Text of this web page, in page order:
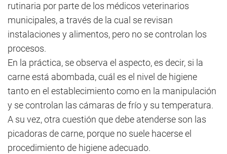
rutinaria por parte de los médicos veterinarios
municipales, a través de la cual se revisan
instalaciones y alimentos, pero no se controlan los
procesos.
En la práctica, se observa el aspecto, es decir, si la
carne está abombada, cuál es el nivel de higiene
tanto en el establecimiento como en la manipulación
y se controlan las cámaras de frío y su temperatura.
A su vez, otra cuestión que debe atenderse son las
picadoras de carne, porque no suele hacerse el
procedimiento de higiene adecuado.